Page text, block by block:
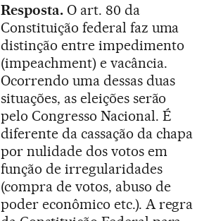
Resposta. O art. 80 da
Constituição federal faz uma
distinção entre impedimento
(impeachment) e vacância.
Ocorrendo uma dessas duas
situações, as eleições serão
pelo Congresso Nacional. É
diferente da cassação da chapa
por nulidade dos votos em
função de irregularidades
(compra de votos, abuso de
poder econômico etc.). A regra